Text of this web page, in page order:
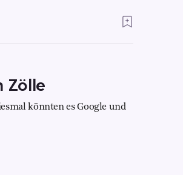
Zölle
könnten es Google und